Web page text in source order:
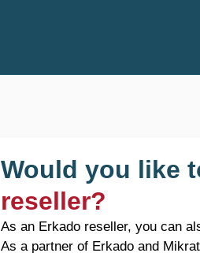
Would you like
reseller?
As an Erkado reseller, you can
As a partner of Erkado and